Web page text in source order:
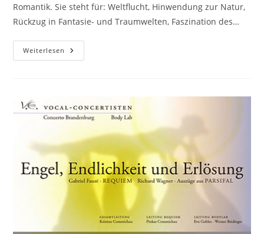
Romantik. Sie steht für: Weltflucht, Hinwendung zur Natur,
Rückzug in Fantasie- und Traumwelten, Faszination des…
Weiterlesen Von
Träumen